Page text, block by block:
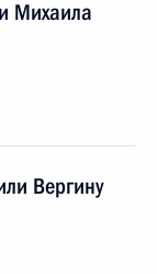
Михаила
Вергину